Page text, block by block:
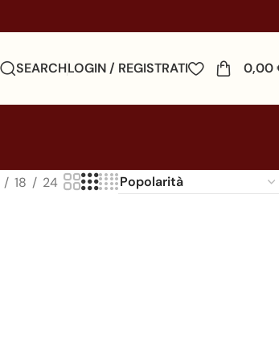
SEARCHLOGIN / REGISTRATI 0,00
18 24